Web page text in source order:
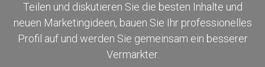
Teilen und diskutieren Sie die besten Inhalte und
neuen Marketingideen, bauen Sie Ihr professionelles
Profil auf und werden Sie gemeinsam ein besserer
Vermarkter.